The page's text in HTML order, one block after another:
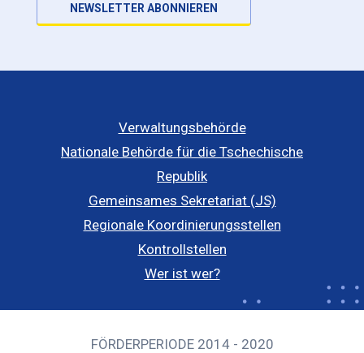
NEWSLETTER ABONNIEREN
Verwaltungsbehörde
Nationale Behörde für die Tschechische
Republik
Gemeinsames Sekretariat (JS)
Regionale Koordinierungsstellen
Kontrollstellen
Wer ist wer?
FÖRDERPERIODE 2014 - 2020